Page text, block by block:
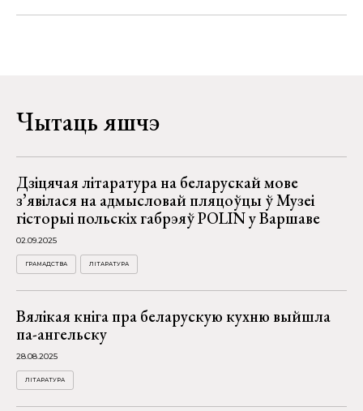
Чытаць яшчэ
Дзіцячая літаратура на беларускай мове
з’явілася на адмысловай пляцоўцы ў Музеі
гісторыі польскіх габрэяў POLIN у Варшаве
02.09.2025
ГРАМАДСТВА ЛІТАРАТУРА
Вялікая кніга пра беларускую кухню выйшла
па-ангельску
28.08.2025
ЛІТАРАТУРА